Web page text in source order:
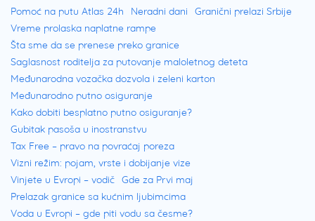
Pomoć na putu Atlas 24h Neradni dani
Granični prelazi Srbije
Vreme prolaska naplatne rampe
Šta sme da se prenese preko granice
Saglasnost roditelja za putovanje maloletnog deteta
Međunarodna vozačka dozvola i zeleni karton
Međunarodno putno osiguranje
Kako dobiti besplatno putno osiguranje?
Gubitak pasoša u inostranstvu
Tax Free – pravo na povraćaj poreza
Vizni režim: pojam, vrste i dobijanje vize
Vinjete u Evropi – vodič Gde za Prvi maj
Prelazak granice sa kućnim ljubimcima
Voda u Evropi – gde piti vodu sa česme?